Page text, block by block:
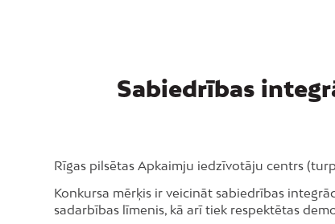
Sabiedrības
Rīgas pilsētas Apkaimju iedzīvotāju centrs
Konkursa mērķis ir veicināt sabiedrības
sadarbības līmenis, kā arī tiek respektētas